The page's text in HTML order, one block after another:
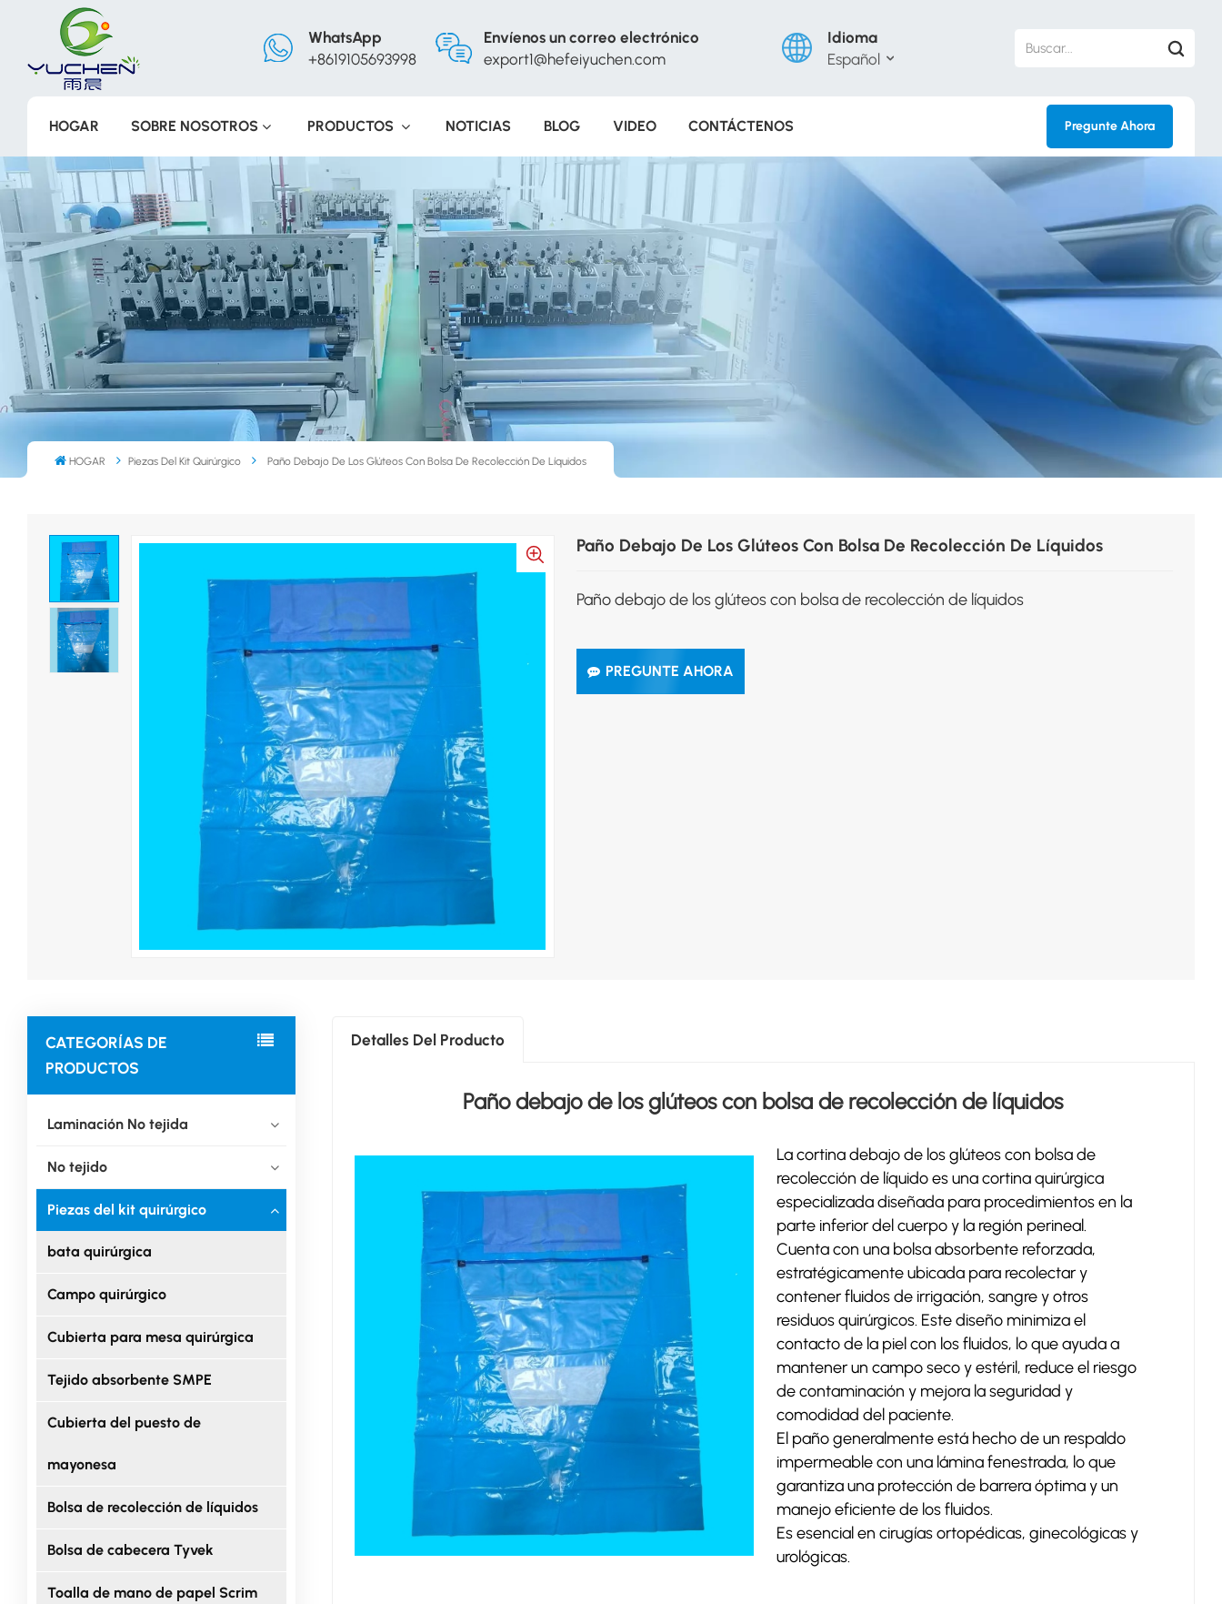
WhatsApp
+8619105693998
Envíenos un correo electrónico
export1@hefeiyuchen.com
Idioma
Español
English
عربي
HOGAR SOBRE NOSOTROS PRODUCTOS NOTICIAS BLOG VIDEO CONTÁCTENOS Pregunte Ahora
HOGAR Piezas Del Kit Quirúrgico Paño Debajo De Los Glúteos Con Bolsa De Recolección De Líquidos
Paño Debajo De Los Glúteos Con Bolsa De Recolección De Líquidos
Paño debajo de los glúteos con bolsa de recolección de líquidos
PREGUNTE AHORA
CATEGORÍAS DE
PRODUCTOS
Laminación No tejida
No tejido
Piezas del kit quirúrgico
bata quirúrgica
Campo quirúrgico
Cubierta para mesa quirúrgica
Tejido absorbente SMPE
Cubierta del puesto de
mayonesa
Bolsa de recolección de líquidos
Bolsa de cabecera Tyvek
Toalla de mano de papel Scrim
Detalles Del Producto
Paño debajo de los glúteos con bolsa de recolección de líquidos
La cortina debajo de los glúteos con bolsa de
recolección de líquido es una cortina quirúrgica
especializada diseñada para procedimientos en la
parte inferior del cuerpo y la región perineal.
Cuenta con una bolsa absorbente reforzada,
estratégicamente ubicada para recolectar y
contener fluidos de irrigación, sangre y otros
residuos quirúrgicos. Este diseño minimiza el
contacto de la piel con los fluidos, lo que ayuda a
mantener un campo seco y estéril, reduce el riesgo
de contaminación y mejora la seguridad y
comodidad del paciente.
El paño generalmente está hecho de un respaldo
impermeable con una lámina fenestrada, lo que
garantiza una protección de barrera óptima y un
manejo eficiente de los fluidos.
Es esencial en cirugías ortopédicas, ginecológicas y
urológicas.